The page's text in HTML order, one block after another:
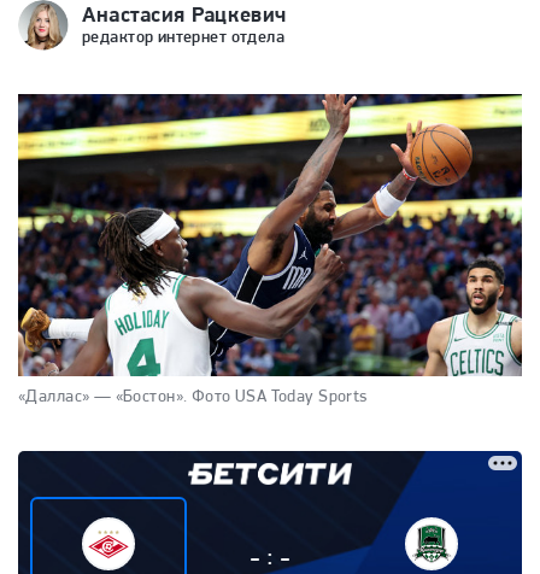
Анастасия Рацкевич
редактор интернет отдела
«Даллас» — «Бостон». Фото USA Today Sports
- : -